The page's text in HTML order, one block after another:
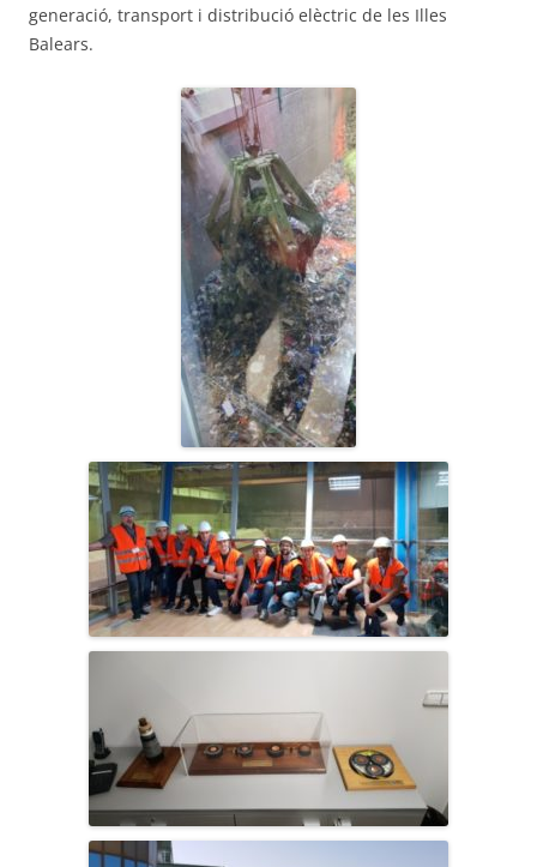
generació, transport i distribució elèctric de les Illes
Balears.